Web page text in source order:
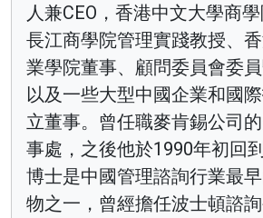
人兼CEO，香港中文大學商學
長江商學院管理實踐教授、
業學院董事、顧問委員會委
以及一些大型中國企業和國
立董事。曾任職麥肯錫公司
事處，之後他於1990年初回
博士是中國管理諮詢行業最
物之一，曾經擔任波士頓諮